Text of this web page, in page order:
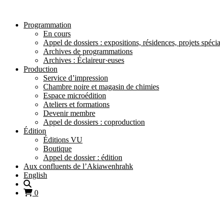
Programmation
En cours
Appel de dossiers : expositions, résidences, projets
Archives de programmations
Archives : Éclaireur·euses
Production
Service d’impression
Chambre noire et magasin de chimies
Espace microédition
Ateliers et formations
Devenir membre
Appel de dossiers : coproduction
Édition
Éditions VU
Boutique
Appel de dossier : édition
Aux confluents de l’Akiawenhrahk
English
0